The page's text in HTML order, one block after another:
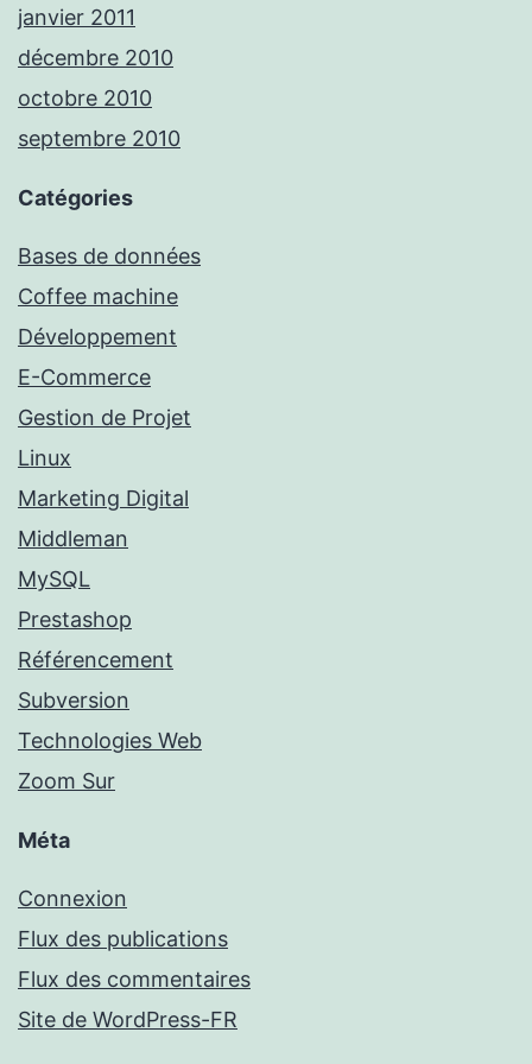
janvier 2011
décembre 2010
octobre 2010
septembre 2010
Catégories
Bases de données
Coffee machine
Développement
E-Commerce
Gestion de Projet
Linux
Marketing Digital
Middleman
MySQL
Prestashop
Référencement
Subversion
Technologies Web
Zoom Sur
Méta
Connexion
Flux des publications
Flux des commentaires
Site de WordPress-FR